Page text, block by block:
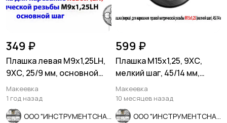
349 ₽
Плашка левая М9х1,25LH,
9ХС, 25/9 мм, основной
шаг, ГОСТ 9740-71.
Макеевка
1 год назад
599 ₽
Плашка М15х1,25, 9ХС,
мелкий шаг, 45/14 мм,
ГОСТ 7740-71
Макеевка
10 месяцев назад